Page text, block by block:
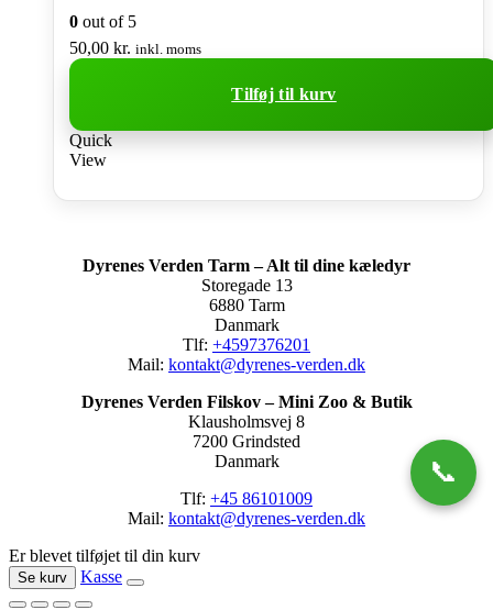
0 out of 5
50,00 kr. inkl. moms
Tilføj til kurv
Quick
View
Dyrenes Verden Tarm – Alt til dine kæledyr
Storegade 13
6880 Tarm
Danmark
Tlf: +4597376201
Mail: kontakt@dyrenes-verden.dk
Dyrenes Verden Filskov – Mini Zoo & Butik
Klausholmsvej 8
7200 Grindsted
Danmark
Tlf: +45 86101009
Mail: kontakt@dyrenes-verden.dk
Er blevet tilføjet til din kurv
Se kurv Kasse
📞